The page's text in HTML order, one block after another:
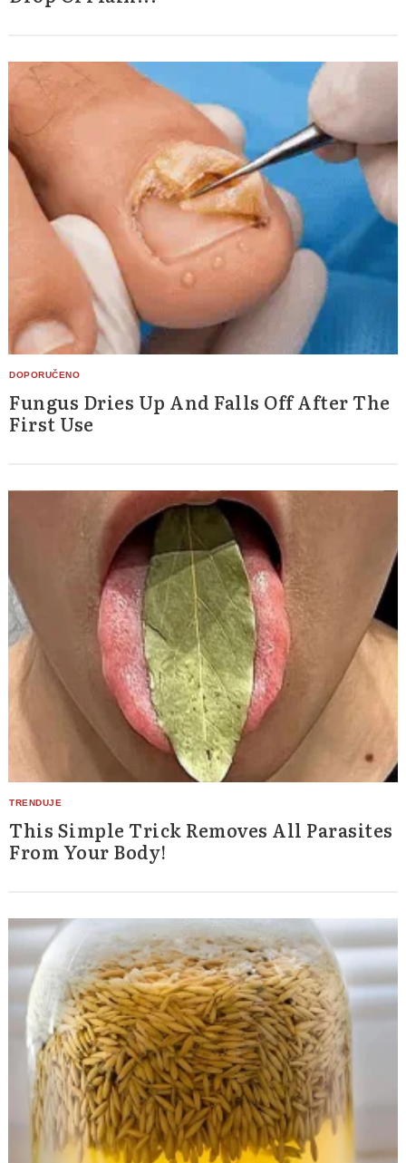
Fungus Dries Up And Falls Off After The
First Use
This Simple Trick Removes All Parasites
From Your Body!
Search
for: